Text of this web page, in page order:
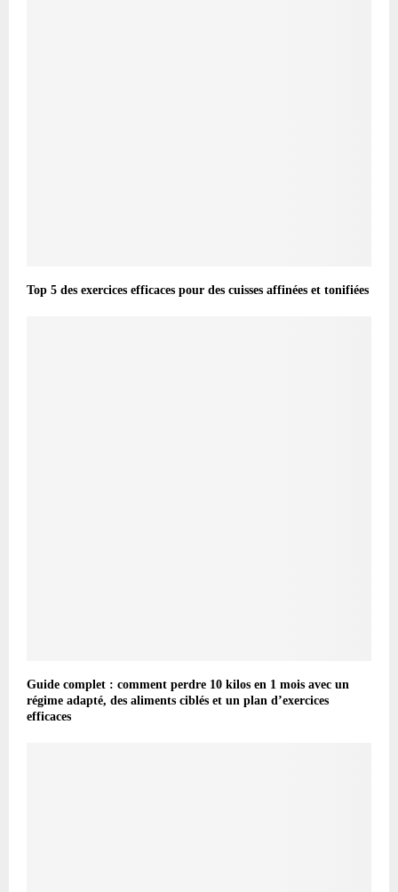
Top 5 des exercices efficaces pour des cuisses affinées et tonifiées
Guide complet : comment perdre 10 kilos en 1 mois avec un
régime adapté, des aliments ciblés et un plan d’exercices
efficaces